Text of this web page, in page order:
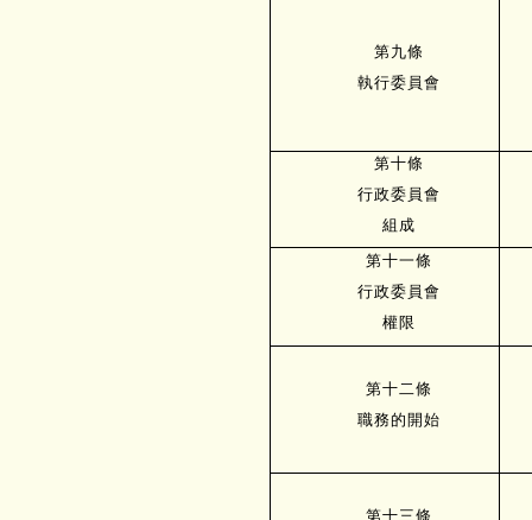
第九條
執行委員會
第十條
行政委員會
組成
第十一條
行政委員會
權限
第十二條
職務的開始
第十三條